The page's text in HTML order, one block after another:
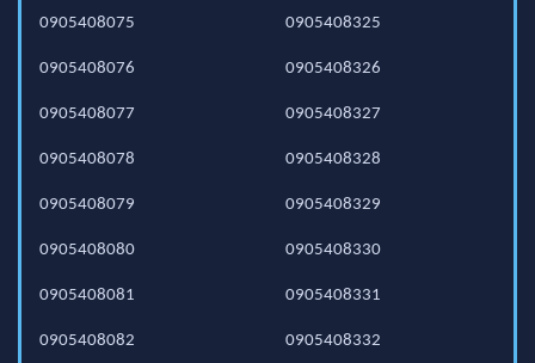
0905408075
0905408076
0905408077
0905408078
0905408079
0905408080
0905408081
0905408082
0905408325
0905408326
0905408327
0905408328
0905408329
0905408330
0905408331
0905408332